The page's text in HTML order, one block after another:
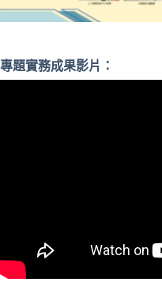
專題實務成果影片：